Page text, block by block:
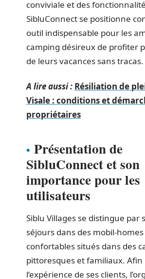
conviviale et des
SibluConnect se positionne
outil indispensable pour les
camping désireux de profiter
de leurs vacances sans tracas.
A lire aussi : Résiliation de
Visale : conditions et
propriétaires
Présentation de
SibluConnect et son
importance pour les
utilisateurs
Siblu Villages se distingue par
séjours dans des mobil-homes
confortables situés dans des
pittoresques et familiaux. Afin
l’expérience de ses clients,